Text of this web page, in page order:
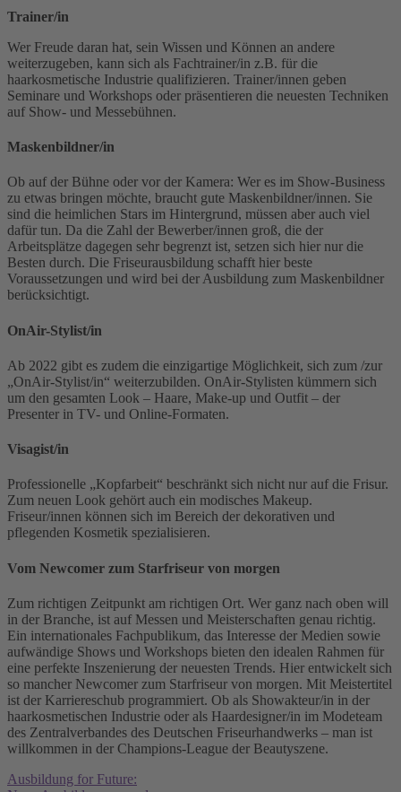
Trainer/in
Wer Freude daran hat, sein Wissen und Können an andere
weiterzugeben, kann sich als Fachtrainer/in z.B. für die
haarkosmetische Industrie qualifizieren. Trainer/innen geben
Seminare und Workshops oder präsentieren die neuesten Techniken
auf Show- und Messebühnen.
Maskenbildner/in
Ob auf der Bühne oder vor der Kamera: Wer es im Show-Business
zu etwas bringen möchte, braucht gute Maskenbildner/innen. Sie
sind die heimlichen Stars im Hintergrund, müssen aber auch viel
dafür tun. Da die Zahl der Bewerber/innen groß, die der
Arbeitsplätze dagegen sehr begrenzt ist, setzen sich hier nur die
Besten durch. Die Friseurausbildung schafft hier beste
Voraussetzungen und wird bei der Ausbildung zum Maskenbildner
berücksichtigt.
OnAir-Stylist/in
Ab 2022 gibt es zudem die einzigartige Möglichkeit, sich zum /zur
„OnAir-Stylist/in“ weiterzubilden. OnAir-Stylisten kümmern sich
um den gesamten Look – Haare, Make-up und Outfit – der
Presenter in TV- und Online-Formaten.
Visagist/in
Professionelle „Kopfarbeit“ beschränkt sich nicht nur auf die Frisur.
Zum neuen Look gehört auch ein modisches Makeup.
Friseur/innen können sich im Bereich der dekorativen und
pflegenden Kosmetik spezialisieren.
Vom Newcomer zum Starfriseur von morgen
Zum richtigen Zeitpunkt am richtigen Ort. Wer ganz nach oben will
in der Branche, ist auf Messen und Meisterschaften genau richtig.
Ein internationales Fachpublikum, das Interesse der Medien sowie
aufwändige Shows und Workshops bieten den idealen Rahmen für
eine perfekte Inszenierung der neuesten Trends. Hier entwickelt sich
so mancher Newcomer zum Starfriseur von morgen. Mit Meistertitel
ist der Karriereschub programmiert. Ob als Showakteur/in in der
haarkosmetischen Industrie oder als Haardesigner/in im Modeteam
des Zentralverbandes des Deutschen Friseurhandwerks – man ist
willkommen in der Champions-League der Beautyszene.
Ausbildung for Future: